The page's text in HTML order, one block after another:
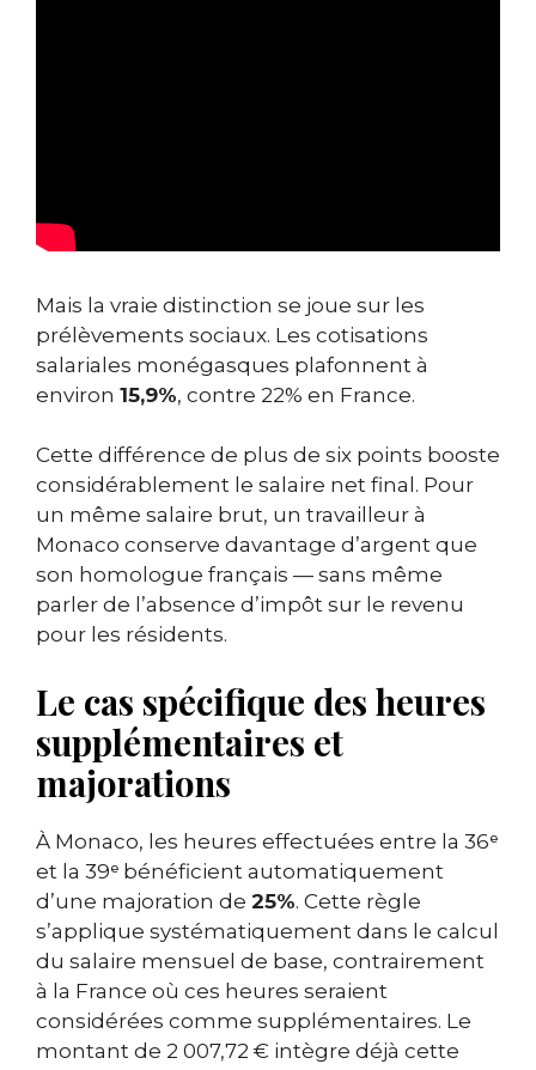
Mais la vraie distinction se joue sur les
prélèvements sociaux. Les cotisations
salariales monégasques plafonnent à
environ 15,9%, contre 22% en France.
Cette différence de plus de six points booste
considérablement le salaire net final. Pour
un même salaire brut, un travailleur à
Monaco conserve davantage d’argent que
son homologue français — sans même
parler de l’absence d’impôt sur le revenu
pour les résidents.
Le cas spécifique des heures
supplémentaires et
majorations
À Monaco, les heures effectuées entre la 36ᵉ
et la 39ᵉ bénéficient automatiquement
d’une majoration de 25%. Cette règle
s’applique systématiquement dans le calcul
du salaire mensuel de base, contrairement
à la France où ces heures seraient
considérées comme supplémentaires. Le
montant de 2 007,72 € intègre déjà cette